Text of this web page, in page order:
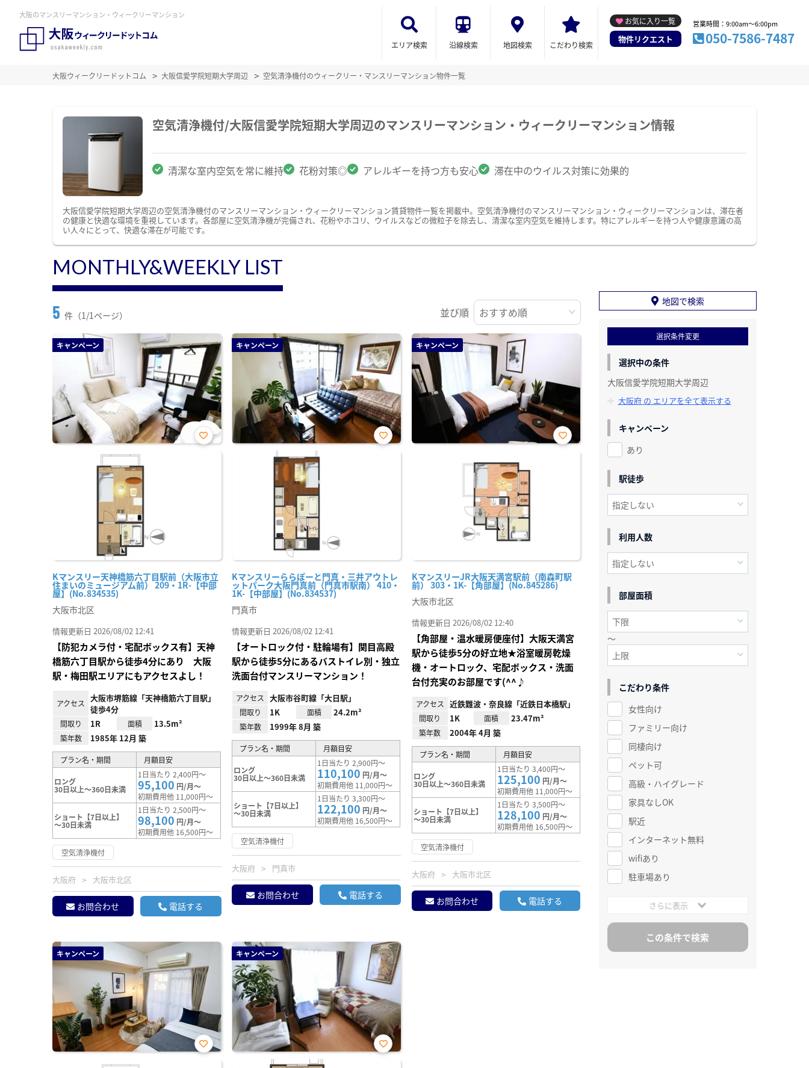
大阪のマンスリーマンション・ウィークリーマンション
エリア検索 沿線検索 地図検索 こだわり検索
お気に入り一覧
物件リクエスト
営業時間：9:00am～6:00pm
050-7586-7487
大阪ウィークリードットコム 大阪信愛学院短期大学周辺 空気清浄機付のウィークリー・マンスリーマンション物件一覧
空気清浄機付/大阪信愛学院短期大学周辺のマンスリーマンション・ウィークリーマンション情報
清潔な室内空気を常に維持 花粉対策◎ アレルギーを持つ方も安心 滞在中のウイルス対策に効果的
大阪信愛学院短期大学周辺の空気清浄機付のマンスリーマンション・ウィークリーマンション賃貸物件一覧を掲載中。空気清浄機付のマンスリーマンション・ウィークリーマンションは、滞在者
の健康と快適な環境を重視しています。各部屋に空気清浄機が完備され、花粉やホコリ、ウイルスなどの微粒子を除去し、清潔な室内空気を維持します。特にアレルギーを持つ人や健康意識の高
い人々にとって、快適な滞在が可能です。
MONTHLY&WEEKLY LIST
5 件（1/1ページ） 並び順
キャンペーン
Kマンスリー天神橋筋六丁目駅前（大阪市立
住まいのミュージアム前） 209・1R-【中部
屋】(No.834535)
お気
大阪市北区
情報更新日 2026/08/02 12:41
【防犯カメラ付・宅配ボックス有】天神
橋筋六丁目駅から徒歩4分にあり 大阪
駅・梅田駅エリアにもアクセスよし！
アクセス
大阪市堺筋線「天神橋筋六丁目駅」
徒歩4分
間取り 1R 面積 13.5m²
築年数 1985年 12月 築
プラン名・期間 月額目安
ロング
30日以上～360日未満
1日当たり 2,400円～
95,100 円/月～
初期費用他 11,000円～
ショート【7日以上】
～30日未満
1日当たり 2,500円～
98,100 円/月～
初期費用他 16,500円～
空気清浄機付
大阪府 大阪市北区
お問合わせ 電話する
キャンペーン
Kマンスリーららぽーと門真・三井アウトレ
ットパーク大阪門真前（門真市駅南） 410・
1K-【中部屋】(No.834537)
お気
門真市
情報更新日 2026/08/02 12:41
【オートロック付・駐輪場有】関目高殿
駅から徒歩5分にあるバストイレ別・独立
洗面台付マンスリーマンション！
アクセス 大阪市谷町線「大日駅」
間取り 1K 面積 24.2m²
築年数 1999年 8月 築
プラン名・期間 月額目安
ロング
30日以上～360日未満
1日当たり 2,900円～
110,100 円/月～
初期費用他 11,000円～
ショート【7日以上】
～30日未満
1日当たり 3,300円～
122,100 円/月～
初期費用他 16,500円～
空気清浄機付
大阪府 門真市
お問合わせ 電話する
キャンペーン
KマンスリーJR大阪天満宮駅前（南森町駅
前） 303・1K-【角部屋】(No.845286)
お気
大阪市北区
情報更新日 2026/08/02 12:40
【角部屋・温水暖房便座付】大阪天満宮
駅から徒歩5分の好立地★浴室暖房乾燥
機・オートロック、宅配ボックス・洗面
台付充実のお部屋です(^^♪
アクセス 近鉄難波・奈良線「近鉄日本橋駅」
間取り 1K 面積 23.47m²
築年数 2004年 4月 築
プラン名・期間 月額目安
ロング
30日以上～360日未満
1日当たり 3,400円～
125,100 円/月～
初期費用他 11,000円～
ショート【7日以上】
～30日未満
1日当たり 3,500円～
128,100 円/月～
初期費用他 16,500円～
空気清浄機付
大阪府 大阪市北区
お問合わせ 電話する
キャンペーン
お気
キャンペーン
お気
地図で検索
選択条件変更
選択中の条件
大阪信愛学院短期大学周辺
大阪府 の エリアを全て表示する
キャンペーン
あり
駅徒歩
利用人数
部屋面積
～
こだわり条件
女性向け
ファミリー向け
同棲向け
ペット可
高級・ハイグレード
家具なしOK
駅近
インターネット無料
wifiあり
駐車場あり
さらに表示